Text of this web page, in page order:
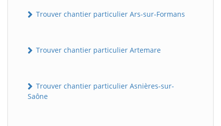
Trouver chantier particulier Ars-sur-Formans
Trouver chantier particulier Artemare
Trouver chantier particulier Asnières-sur-
Saône